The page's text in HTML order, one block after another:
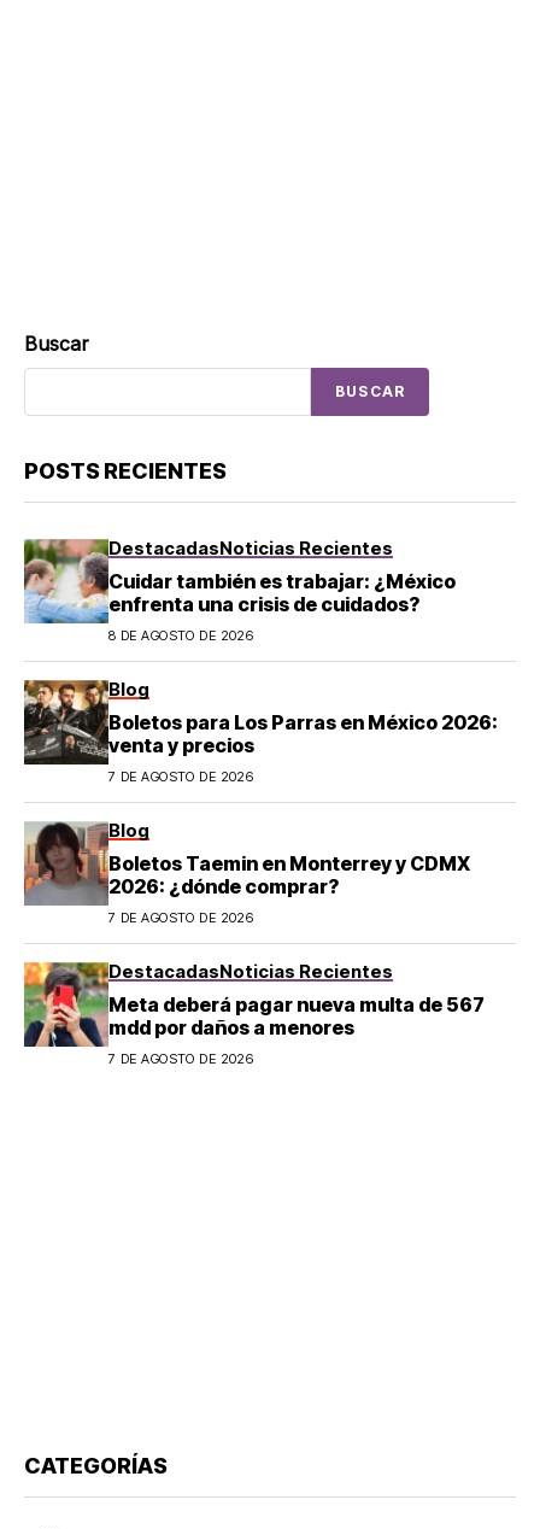
Buscar
BUSCAR
POSTS RECIENTES
DestacadasNoticias Recientes
Cuidar también es trabajar: ¿México
enfrenta una crisis de cuidados?
8 DE AGOSTO DE 2026
Blog
Boletos para Los Parras en México 2026:
venta y precios
7 DE AGOSTO DE 2026
Blog
Boletos Taemin en Monterrey y CDMX
2026: ¿dónde comprar?
7 DE AGOSTO DE 2026
DestacadasNoticias Recientes
Meta deberá pagar nueva multa de 567
mdd por daños a menores
7 DE AGOSTO DE 2026
CATEGORÍAS